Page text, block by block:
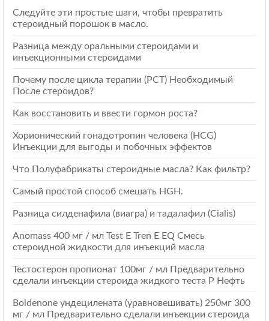
Следуйте эти простые шаги, чтобы превратить
стероидный порошок в масло.
Разница между оральными стероидами и
инъекционными стероидами
Почему после цикла терапии (РСТ) Необходимый
После стероидов?
Как восстановить и ввести гормон роста?
Хорионический гонадотропин человека (HCG)
Инъекции для выгоды и побочных эффектов
Что Полуфабрикаты стероидные масла? Как фильтр?
Самый простой способ смешать HGH.
Разница силденафила (виагра) и тадалафил (Cialis)
Anomass 400 мг / мл Test E Tren E EQ Смесь
стероидной жидкости для инъекций масла
Тестостерон пропионат 100мг / мл Предварительно
сделали инъекции стероида жидкого теста Р Нефть
Boldenone ундецилената (уравновешивать) 250мг 300
мг / мл Предварительно сделали инъекции стероида